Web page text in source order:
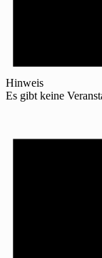
Hinweis
Es gibt keine